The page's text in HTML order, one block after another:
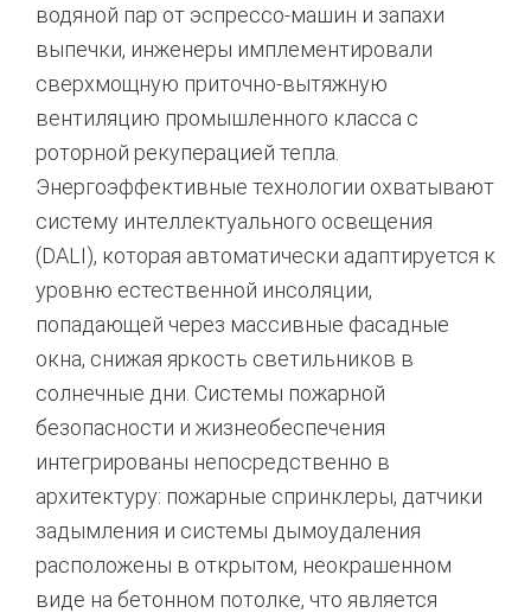
водяной пар от эспрессо-машин и запахи
выпечки, инженеры имплементировали
сверхмощную приточно-вытяжную
вентиляцию промышленного класса с
роторной рекуперацией тепла.
Энергоэффективные технологии охватывают
систему интеллектуального освещения
(DALI), которая автоматически адаптируется к
уровню естественной инсоляции,
попадающей через массивные фасадные
окна, снижая яркость светильников в
солнечные дни. Системы пожарной
безопасности и жизнеобеспечения
интегрированы непосредственно в
архитектуру: пожарные спринклеры, датчики
задымления и системы дымоудаления
расположены в открытом, неокрашенном
виде на бетонном потолке, что является